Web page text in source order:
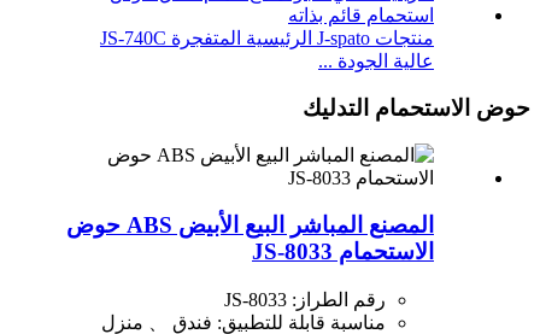
منتجات J-spato الرئيسية المتفجرة JS-740C
عالية الجودة ...
حوض الاستحمام التدليك
المصنع المباشر البيع الأبيض ABS حوض
الاستحمام JS-8033
رقم الطراز: JS-8033
مناسبة قابلة للتطبيق: فندق 、 منزل